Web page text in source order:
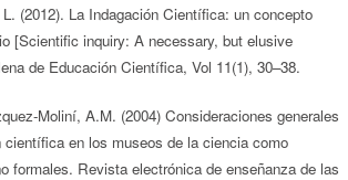
(2012). La Indagación Científica: un concepto
[Scientific inquiry: A necessary, but elusive
de Educación Científica, Vol 11(1), 30–38.
Moliní, A.M. (2004) Consideraciones generales
científica en los museos de la ciencia como
formales. Revista electrónica de enseñanza de las